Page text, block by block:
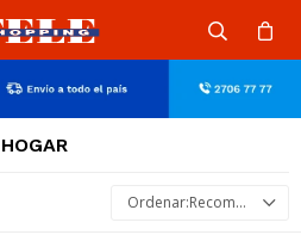
HOGAR
Recomendados